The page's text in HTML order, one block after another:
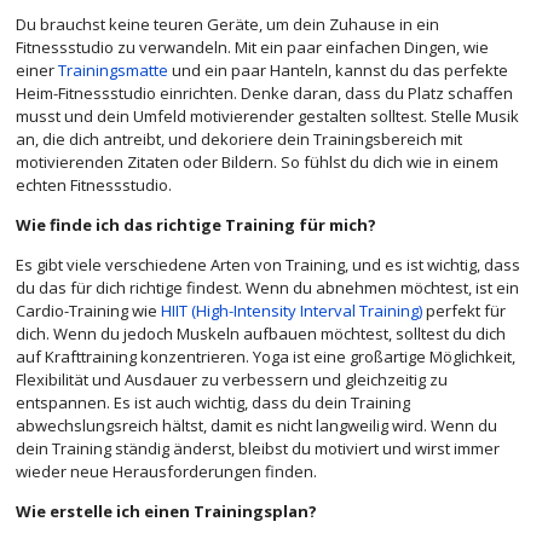
Du brauchst keine teuren Geräte, um dein Zuhause in ein
Fitnessstudio zu verwandeln. Mit ein paar einfachen Dingen, wie
einerTrainingsmatte und ein paar Hanteln, kannst du das perfekte
Heim-Fitnessstudio einrichten. Denke daran, dass du Platz schaffen
musst und dein Umfeld motivierender gestalten solltest. Stelle Musik
an, die dich antreibt, und dekoriere dein Trainingsbereich mit
motivierenden Zitaten oder Bildern. So fühlst du dich wie in einem
echten Fitnessstudio.
Wie finde ich das richtige Training für mich?
Es gibt viele verschiedene Arten von Training, und es ist wichtig, dass
du das für dich richtige findest. Wenn du abnehmen möchtest, ist ein
Cardio-Training wieHIIT (High-Intensity Interval Training)perfekt für
dich. Wenn du jedoch Muskeln aufbauen möchtest, solltest du dich
auf Krafttraining konzentrieren. Yoga ist eine großartige Möglichkeit,
Flexibilität und Ausdauer zu verbessern und gleichzeitig zu
entspannen. Es ist auch wichtig, dass du dein Training
abwechslungsreich hältst, damit es nicht langweilig wird. Wenn du
dein Training ständig änderst, bleibst du motiviert und wirst immer
wieder neue Herausforderungen finden.
Wie erstelle ich einen Trainingsplan?